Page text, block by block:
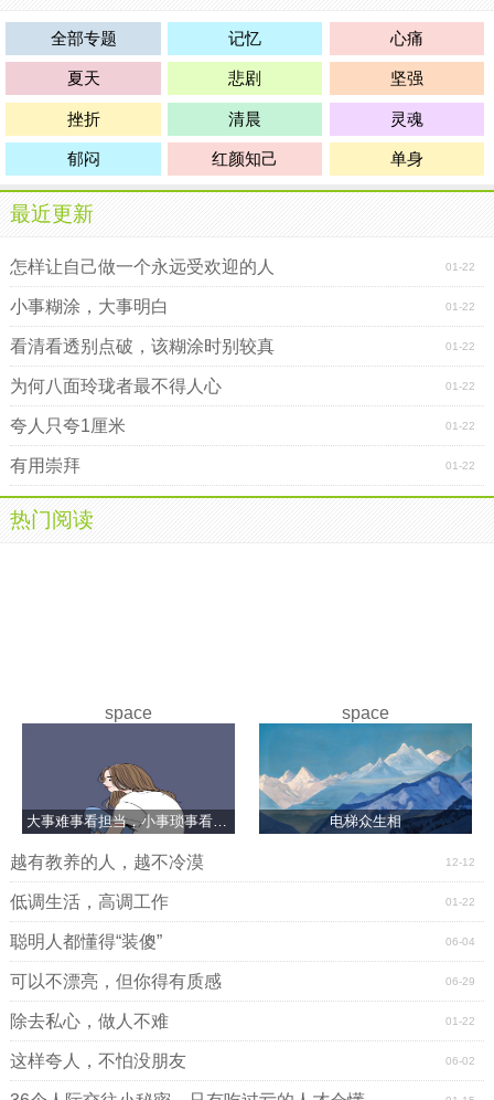
全部专题 记忆 心痛
夏天 悲剧 坚强
挫折 清晨 灵魂
郁闷 红颜知己 单身
最近更新
01-22
怎样让自己做一个永远受欢迎的人
01-22
小事糊涂，大事明白
01-22
看清看透别点破，该糊涂时别较真
01-22
为何八面玲珑者最不得人心
01-22
夸人只夸1厘米
01-22
有用崇拜
热门阅读
space
大事难事看担当，小事琐事看修养
space
电梯众生相
12-12
越有教养的人，越不冷漠
01-22
低调生活，高调工作
06-04
聪明人都懂得“装傻”
06-29
可以不漂亮，但你得有质感
01-22
除去私心，做人不难
06-02
这样夸人，不怕没朋友